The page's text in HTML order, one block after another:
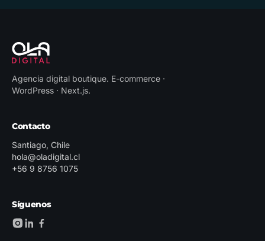
Agencia digital boutique. E-commerce ·
WordPress · Next.js.
Contacto
Santiago, Chile
hola@oladigital.cl
+56 9 8756 1075
Síguenos